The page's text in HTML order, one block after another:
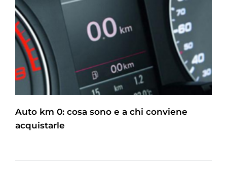
Auto km 0: cosa sono e a chi conviene
acquistarle